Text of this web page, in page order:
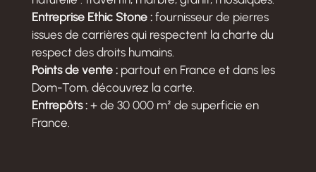
Entreprise Ethic Stone :fournisseur de pierres
issues de carrières qui respectent la charte du
respect des droits humains.
Points de vente :partout en France et dans les
Dom-Tom, découvrez la carte.
Entrepôts :+ de 30 000 m² de superficie en
France.